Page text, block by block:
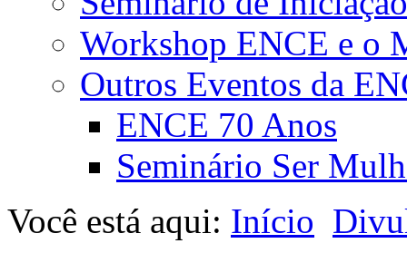
Workshop ENCE e o
Outros Eventos da
ENCE 70 Anos
Seminário Ser
Você está aqui: Início